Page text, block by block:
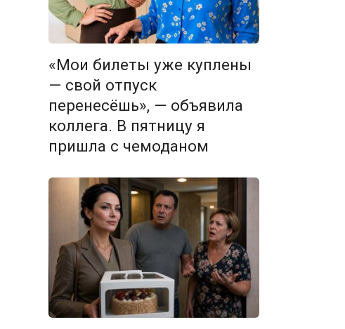
«Мои билеты уже куплены
— свой отпуск
перенесёшь», — объявила
коллега. В пятницу я
пришла с чемоданом